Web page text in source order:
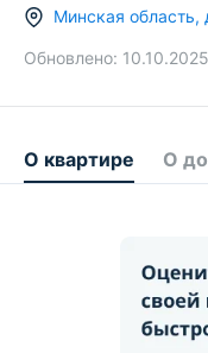
Минская область,
Обновлено: 10.10.2025
О квартире О